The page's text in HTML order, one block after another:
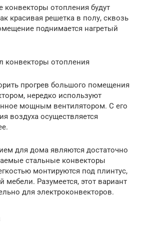
отопления будут
красивая решетка в полу, сквозь
поднимается нагретый
конвекторы отопления
прогрев большого помещения
нередко используют
мощным вентилятором. С его
воздуха осуществляется
для дома являются достаточно
стальные конвекторы
монтируются под плинтус,
мебели. Разумеется, этот вариант
для электроконвекторов.